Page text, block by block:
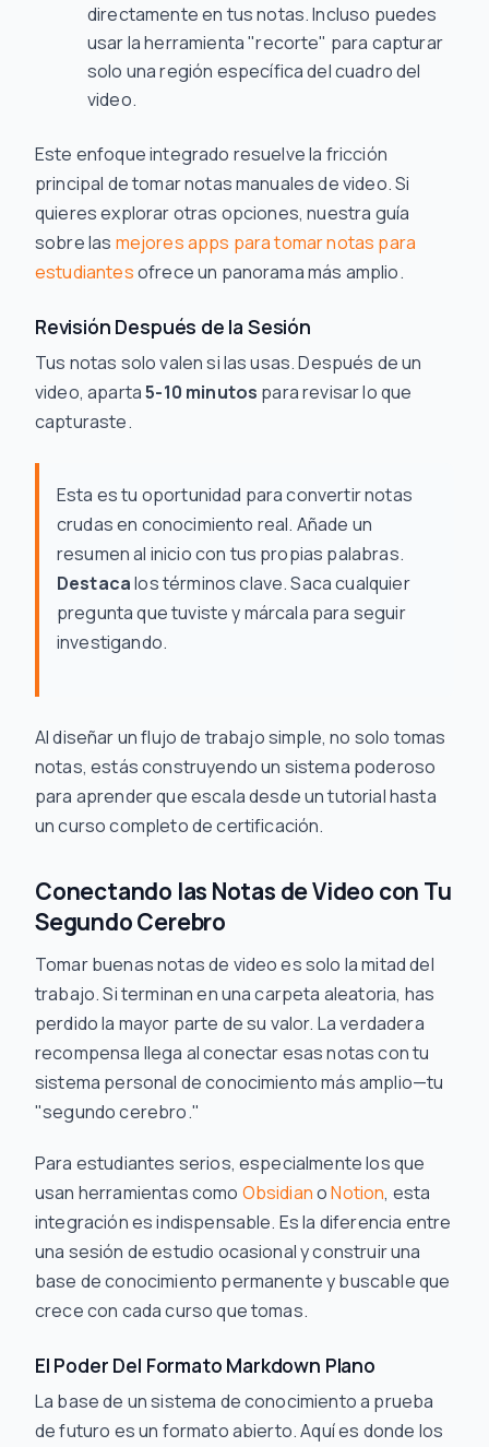
directamente en tus notas. Incluso puedes
usar la herramienta "recorte" para capturar
solo una región específica del cuadro del
video.
Este enfoque integrado resuelve la fricción
principal de tomar notas manuales de video. Si
quieres explorar otras opciones, nuestra guía
sobre las mejores apps para tomar notas para
estudiantesofrece un panorama más amplio.
Revisión Después de la Sesión
Tus notas solo valen si las usas. Después de un
video, aparta5-10 minutos para revisar lo que
capturaste.
Esta es tu oportunidad para convertir notas
crudas en conocimiento real. Añade un
resumen al inicio con tus propias palabras.
Destacalos términos clave. Saca cualquier
pregunta que tuviste y márcala para seguir
investigando.
Al diseñar un flujo de trabajo simple, no solo tomas
notas, estás construyendo un sistema poderoso
para aprender que escala desde un tutorial hasta
un curso completo de certificación.
Conectando las Notas de Video con Tu
Segundo Cerebro
Tomar buenas notas de video es solo la mitad del
trabajo. Si terminan en una carpeta aleatoria, has
perdido la mayor parte de su valor. La verdadera
recompensa llega al conectar esas notas con tu
sistema personal de conocimiento más amplio—tu
"segundo cerebro."
Para estudiantes serios, especialmente los que
usan herramientas como ObsidianoNotion, esta
integración es indispensable. Es la diferencia entre
una sesión de estudio ocasional y construir una
base de conocimiento permanente y buscable que
crece con cada curso que tomas.
El Poder Del Formato Markdown Plano
La base de un sistema de conocimiento a prueba
de futuro es un formato abierto. Aquí es donde los